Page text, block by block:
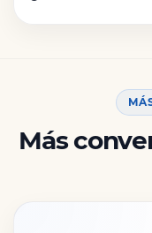
Más